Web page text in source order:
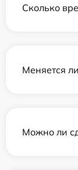
Сколько
Меняется
Можно ли